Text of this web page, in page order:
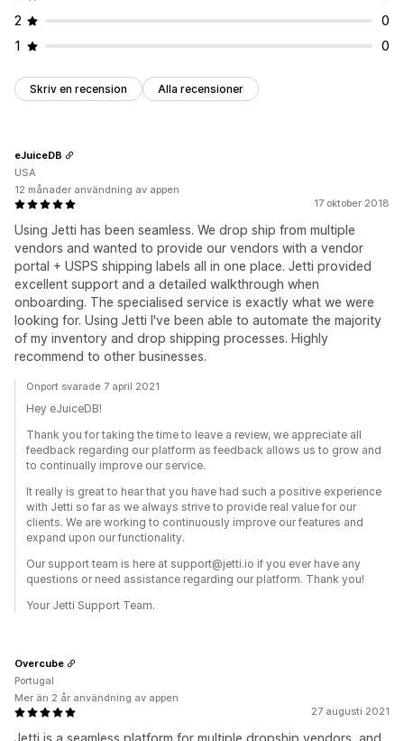
2
0
1
0
Skriv en recension Alla recensioner
17 oktober 2018
Using Jetti has been seamless. We drop ship from multiple
vendors and wanted to provide our vendors with a vendor
portal + USPS shipping labels all in one place. Jetti provided
excellent support and a detailed walkthrough when
onboarding. The specialised service is exactly what we were
looking for. Using Jetti I've been able to automate the majority
of my inventory and drop shipping processes. Highly
recommend to other businesses.
eJuiceDB
USA
12 månader användning av appen
Onport svarade 7 april 2021
Hey eJuiceDB!
Thank you for taking the time to leave a review, we appreciate all
feedback regarding our platform as feedback allows us to grow and
to continually improve our service.
It really is great to hear that you have had such a positive experience
with Jetti so far as we always strive to provide real value for our
clients. We are working to continuously improve our features and
expand upon our functionality.
Our support team is here at support@jetti.io if you ever have any
questions or need assistance regarding our platform. Thank you!
Your Jetti Support Team.
27 augusti 2021
Overcube
Portugal
Mer än 2 år användning av appen